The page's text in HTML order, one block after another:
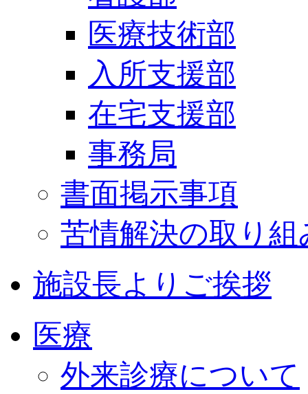
医療技術部
入所支援部
在宅支援部
事務局
書面掲示事項
苦情解決の取り組
施設長よりご挨拶
医療
外来診療について